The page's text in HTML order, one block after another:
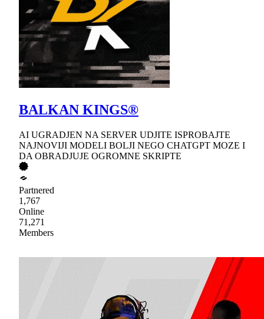
BALKAN KINGS®
AI UGRADJEN NA SERVER UDJITE ISPROBAJTE
NAJNOVIJI MODELI BOLJI NEGO CHATGPT MOZE I
DA OBRADJUJE OGROMNE SKRIPTE
Partnered
1,767
Online
71,271
Members